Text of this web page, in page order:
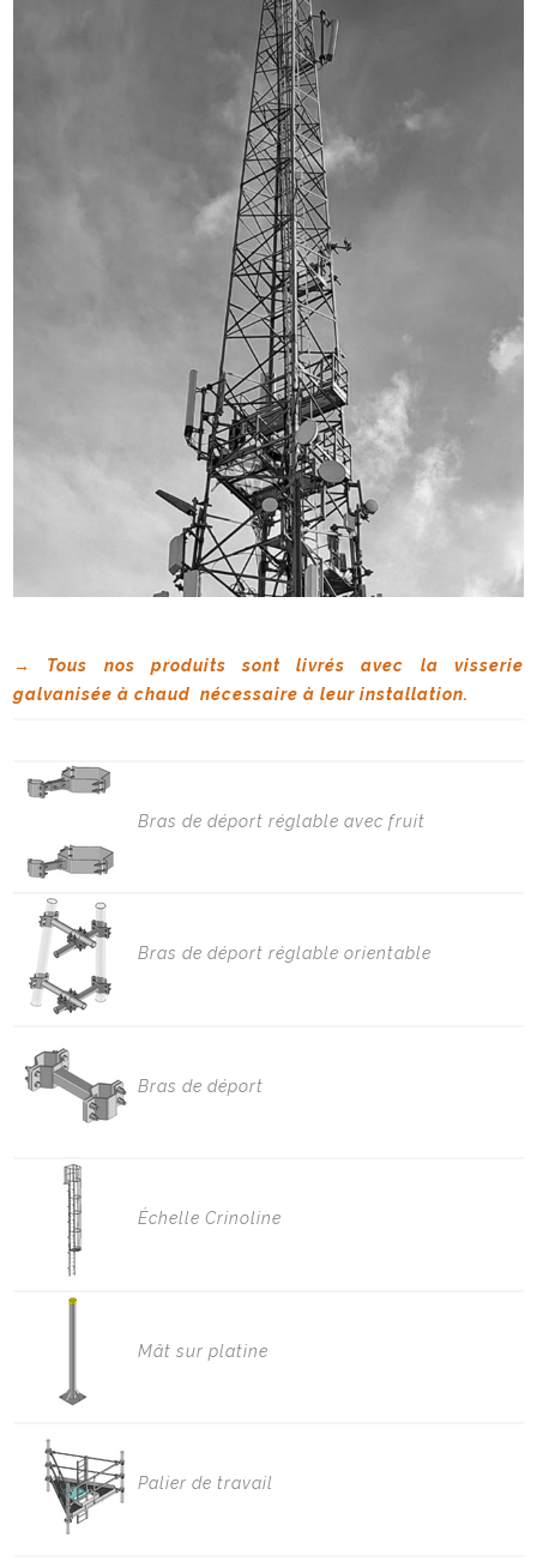
→ Tous nos produits sont livrés avec la visserie
galvanisée à chaud nécessaire à leur installation.
Bras de déport réglable avec fruit
Bras de déport réglable orientable
Bras de déport
Échelle Crinoline
Mât sur platine
Palier de travail